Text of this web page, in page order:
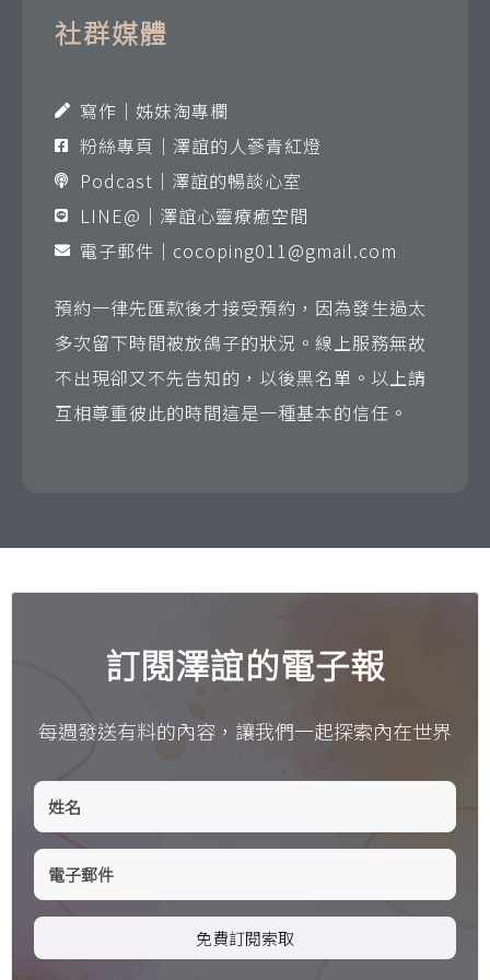
社群媒體
寫作｜姊妹淘專欄
粉絲專頁｜澤誼的人蔘青紅燈
Podcast｜澤誼的暢談心室
LINE@｜澤誼心靈療癒空間
電子郵件｜ cocoping011@gmail.com
預約一律先匯款後才接受預約，因為發生過太
多次留下時間被放鴿子的狀況。線上服務無故
不出現卻又不先告知的，以後黑名單。以上請
互相尊重彼此的時間這是一種基本的信任。
訂閱澤誼的電子報
每週發送有料的內容，讓我們一起探索內在世界
免費訂閱索取